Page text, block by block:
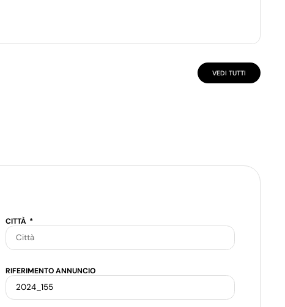
VEDI TUTTI
CITTÀ
RIFERIMENTO ANNUNCIO